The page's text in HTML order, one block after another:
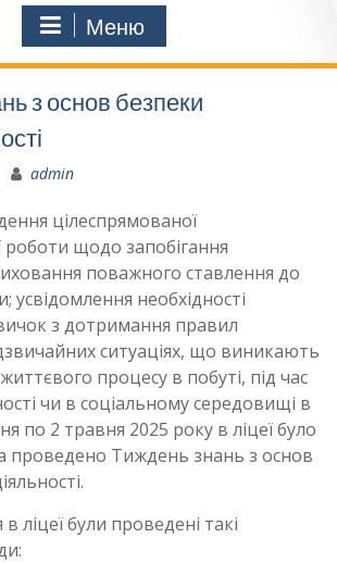
Меню
з основ безпеки
admin
цілеспрямованої
роботи щодо запобігання
поважного ставлення до
необхідності
з дотримання правил
ситуаціях, що виникають
процесу в побуті, під час
чи в соціальному середовищі в
по 2 травня 2025 року в ліцеї було
проведено Тиждень знань з основ
ліцеї були проведені такі